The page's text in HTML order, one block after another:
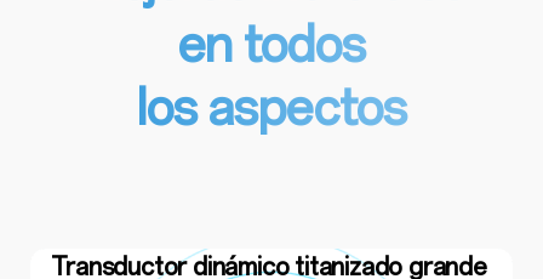
en todos
los aspectos
Transductor dinámico titanizado grande